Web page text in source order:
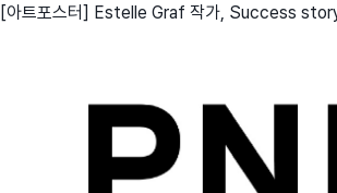
[아트포스터] Estelle Graf 작가, Success